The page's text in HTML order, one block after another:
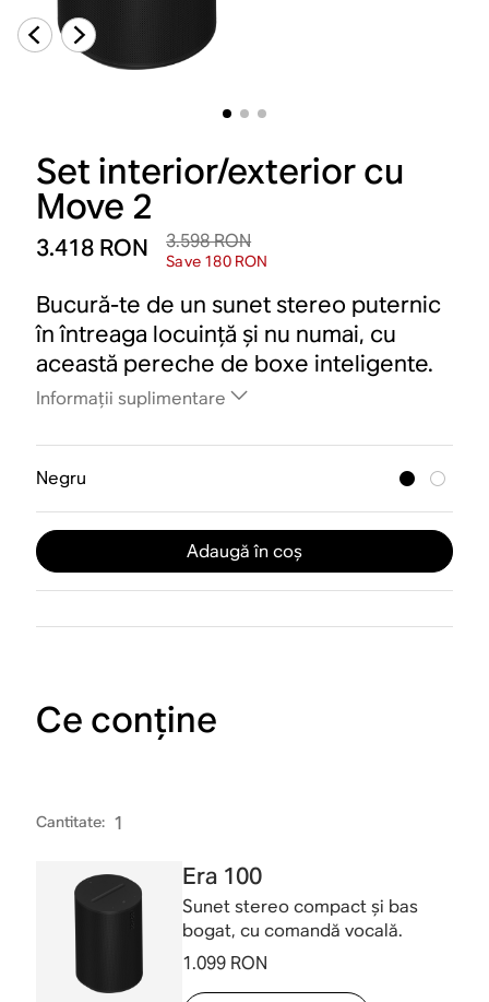
Set interior/exterior cu
Move 2
3.418 RON 3.598 RON
Save 180 RON
Bucură-te de un sunet stereo puternic
în întreaga locuință și nu numai, cu
această pereche de boxe inteligente.
Informații suplimentare
Negru
Adaugă în coș
Ce conține
Cantitate: 1
Era 100
Sunet stereo compact și bas
bogat, cu comandă vocală.
1.099 RON